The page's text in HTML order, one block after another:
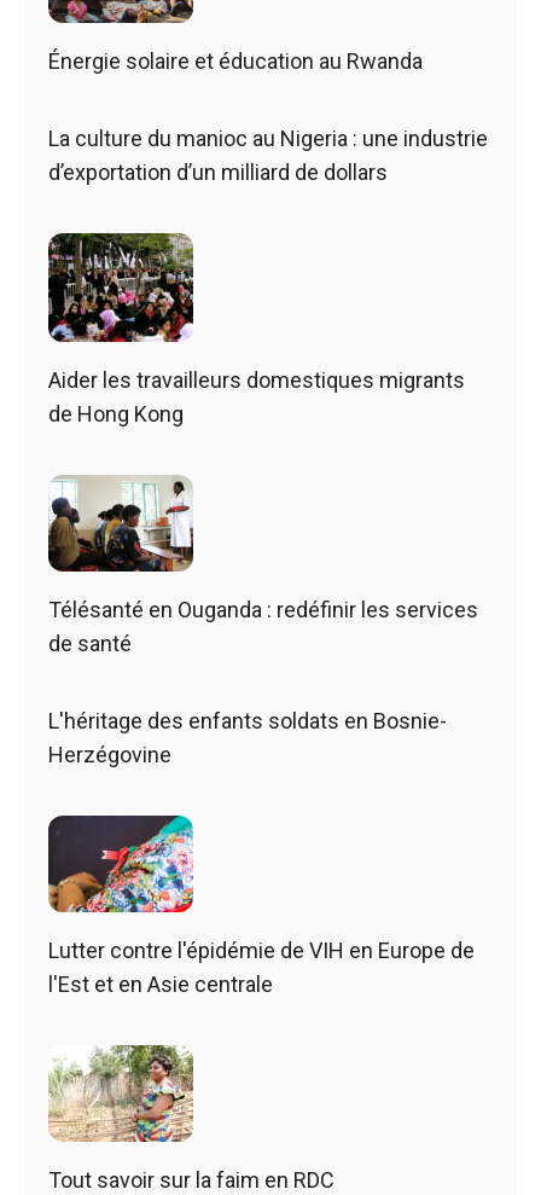
Énergie solaire et éducation au Rwanda
La culture du manioc au Nigeria : une industrie
d’exportation d’un milliard de dollars
Aider les travailleurs domestiques migrants
de Hong Kong
Télésanté en Ouganda : redéfinir les services
de santé
L'héritage des enfants soldats en Bosnie-
Herzégovine
Lutter contre l'épidémie de VIH en Europe de
l'Est et en Asie centrale
Tout savoir sur la faim en RDC